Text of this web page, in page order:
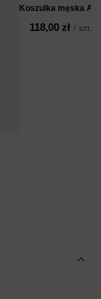
Koszulka męska
118,00 zł / szt.